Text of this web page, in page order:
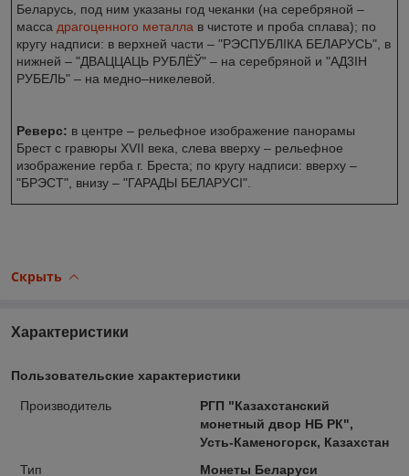
Беларусь, под ним указаны год чеканки (на серебряной –
масса драгоценного металла в чистоте и проба сплава); по
кругу надписи: в верхней части – "РЭСПУБЛІКА БЕЛАРУСЬ", в
нижней – "ДВАЦЦАЦЬ РУБЛЁЎ" – на серебряной и "АД3ІН
РУБЕЛЬ" – на медно–никелевой.
Реверс: в центре – рельефное изображение панорамы
Брест с гравюры XVII века, слева вверху – рельефное
изображение герба г. Бреста; по кругу надписи: вверху –
"БРЭСТ", внизу – "ГАРАДЫ БЕЛАРУСІ".
Скрыть
Характеристики
Пользовательские характеристики
Производитель
РГП "Казахстанский
монетный двор НБ РК",
Усть-Каменогорск, Казахстан
Тип
Монеты Беларуси